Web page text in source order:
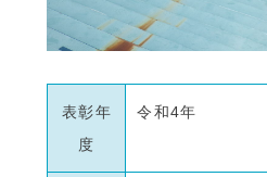
表彰年
度
令和4年